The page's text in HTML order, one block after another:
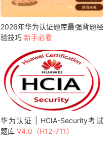
2026年华为认证题库最强背题经
验技巧新手必看
华为认证 | HCIA-Security考试
题库V4.0（H12-711）